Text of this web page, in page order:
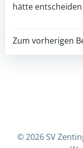
hätte
Post
Zum vorherigen
© 2026 SV